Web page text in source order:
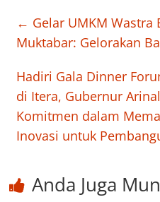
← Gelar UMKM Wastra
Muktabar: Gelorakan
Hadiri Gala Dinner
di Itera, Gubernur
Komitmen dalam
Inovasi untuk
Anda Juga